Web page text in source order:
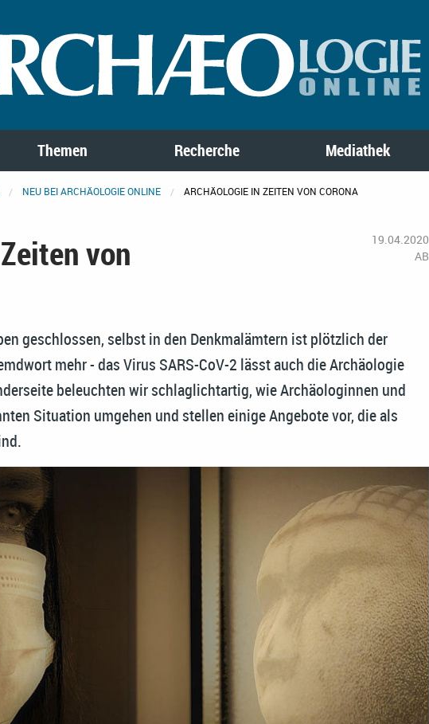
Themen Recherche Mediathek
NEU BEI ARCHÄOLOGIE ONLINE ARCHÄOLOGIE IN ZEITEN VON CORONA
von
19.04.2020
AB
geschlossen, selbst in den Denkmalämtern ist plötzlich der
mehr - das Virus SARS-CoV-2 lässt auch die Archäologie
beleuchten wir schlaglichtartig, wie Archäologinnen und
Situation umgehen und stellen einige Angebote vor, die als